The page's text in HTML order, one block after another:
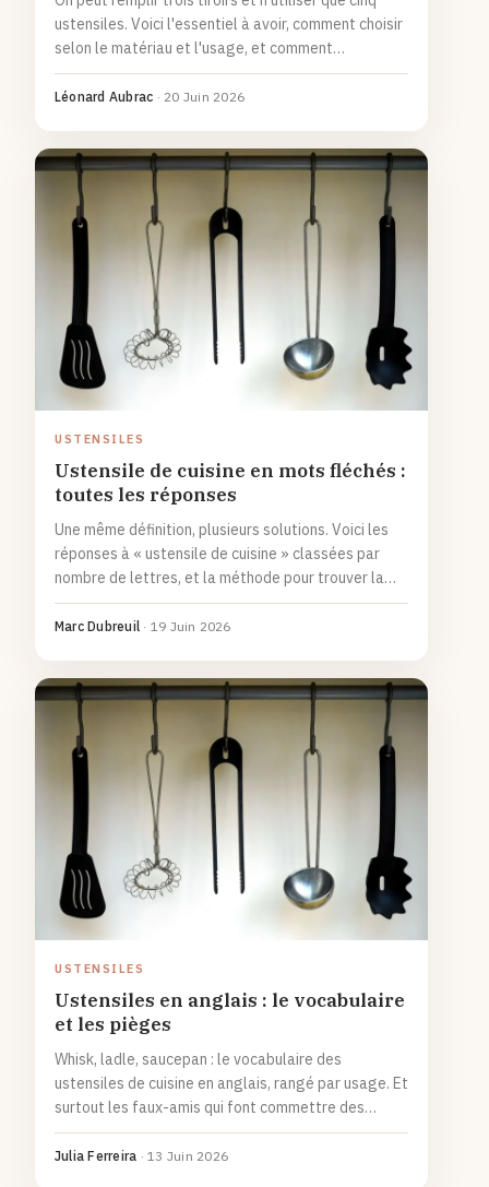
ustensiles. Voici l'essentiel à avoir, comment choisir
selon le matériau et l'usage, et comment
l'entretenir pour le faire durer des années.
Léonard Aubrac · 20 Juin 2026
USTENSILES
Ustensile de cuisine en mots fléchés :
toutes les réponses
Une même définition, plusieurs solutions. Voici les
réponses à « ustensile de cuisine » classées par
nombre de lettres, et la méthode pour trouver la
bonne avec les lettres déjà placées.
Marc Dubreuil · 19 Juin 2026
USTENSILES
Ustensiles en anglais : le vocabulaire
et les pièges
Whisk, ladle, saucepan : le vocabulaire des
ustensiles de cuisine en anglais, rangé par usage. Et
surtout les faux-amis qui font commettre des
erreurs, de casserole à spatula, sans oublier les
écarts entre anglais britannique et américain.
Julia Ferreira ·13 Juin 2026